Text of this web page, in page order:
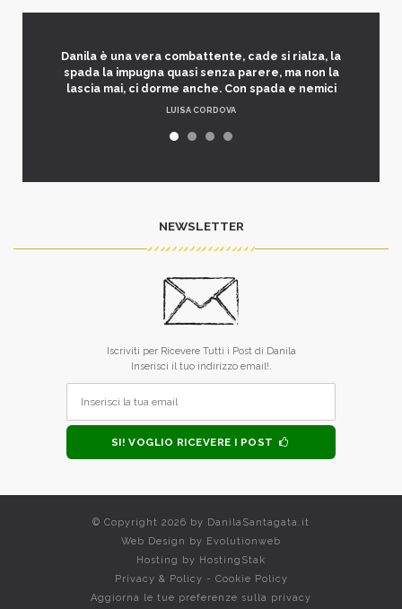
Danila è una vera combattente, cade si rialza, la
spada la impugna quasi senza parere, ma non la
lascia mai, ci dorme anche. Con spada e nemici
LUISA CORDOVA
NEWSLETTER
Iscriviti per Ricevere Tutti i Post di Danila
Inserisci il tuo indirizzo email!.
SI! VOGLIO RICEVERE I POST
© Copyright 2026 by DanilaSantagata.it
Web Design by Evolutionweb
Hosting by HostingStak
Privacy & Policy - Cookie Policy
Aggiorna le tue preferenze sulla privacy